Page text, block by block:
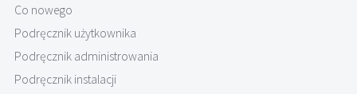
Co nowego
Podręcznik użytkownika
Podręcznik administrowania
Podręcznik instalacji